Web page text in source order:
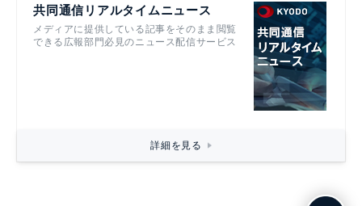
共同通信リアルタイムニュース
メディアに提供している記事をそのまま閲覧
できる広報部門必見のニュース配信サービス
詳細を見る